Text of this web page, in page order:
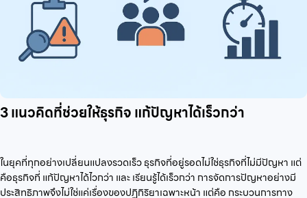
3 แนวคิดที่ช่วยให้ธุรกิจ แก้ปัญหาได้เร็วกว่า
ในยุคที่ทุกอย่างเปลี่ยนแปลงรวดเร็ว ธุรกิจที่อยู่รอดไม่ใช่ธุรกิจที่ไม่มีปัญหา แต่
คือธุรกิจที่ แก้ปัญหาได้ไวกว่า และ เรียนรู้ได้เร็วกว่า การจัดการปัญหาอย่างมี
ประสิทธิภาพจึงไม่ใช่แค่เรื่องของปฏิกิริยาเฉพาะหน้า แต่คือ กระบวนการทาง